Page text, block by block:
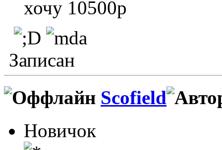
хочу 10500р
Записан
Scofield
Новичок